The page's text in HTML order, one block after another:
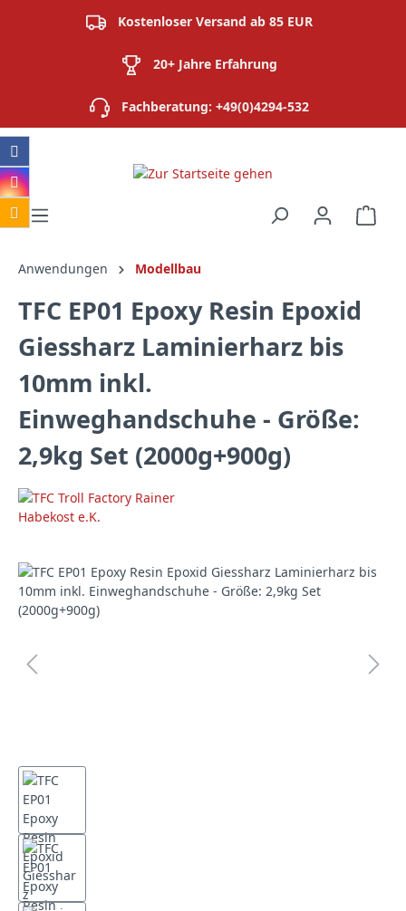
Kostenloser Versand ab 85 EUR
20+ Jahre Erfahrung
Fachberatung: +49(0)4294-532
Anwendungen Modellbau
TFC EP01 Epoxy Resin Epoxid
Giessharz Laminierharz bis
10mm inkl.
Einweghandschuhe - Größe:
2,9kg Set (2000g+900g)
Bildergalerie überspringen